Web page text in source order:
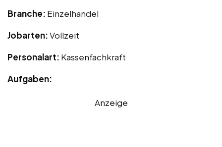
Branche: Einzelhandel
Jobarten:Vollzeit
Personalart: Kassenfachkraft
Aufgaben:
Anzeige